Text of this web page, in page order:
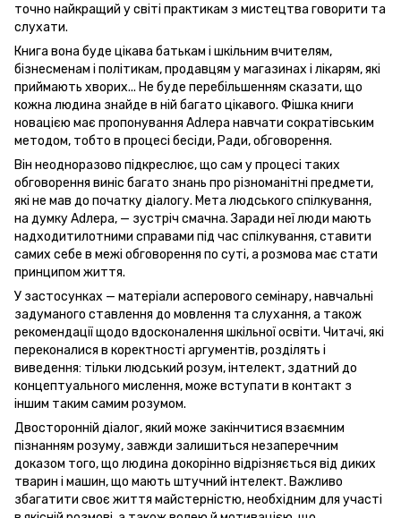
точно найкращий у світі практикам з мистецтва говорити та
слухати.
Книга вона буде цікава батькам і шкільним вчителям,
бізнесменам і політикам, продавцям у магазинах і лікарям, які
приймають хворих... Не буде перебільшенням сказати, що
кожна людина знайде в ній багато цікавого. Фішка книги
новацією має пропонування Adлера навчати сократівським
методом, тобто в процесі бесіди, Ради, обговорення.
Він неодноразово підкреслює, що сам у процесі таких
обговорення виніс багато знань про різноманітні предмети,
які не мав до початку діалогу. Мета людського спілкування,
на думку Adлера, — зустріч смачна. Заради неї люди мають
надходитилотними справами під час спілкування, ставити
самих себе в межі обговорення по суті, а розмова має стати
принципом життя.
У застосунках — матеріали асперового семінару, навчальні
задуманого ставлення до мовлення та слухання, а також
рекомендації щодо вдосконалення шкільної освіти. Читачі, які
переконалися в коректності аргументів, розділять і
виведення: тільки людський розум, інтелект, здатний до
концептуального мислення, може вступати в контакт з
іншим таким самим розумом.
Двосторонній діалог, який може закінчитися взаємним
пізнанням розуму, завжди залишиться незаперечним
доказом того, що людина докорінно відрізняється від диких
тварин і машин, що мають штучний інтелект. Важливо
збагатити своє життя майстерністю, необхідним для участі